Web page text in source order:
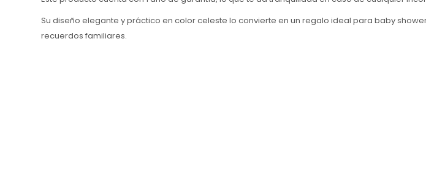
Su diseño elegante y práctico en color celeste lo convierte en un regalo ideal para baby
recuerdos familiares.